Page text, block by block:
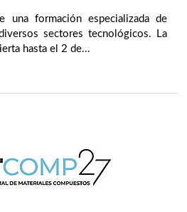
una formación especializada de
sectores tecnológicos. La
hasta el 2 de...